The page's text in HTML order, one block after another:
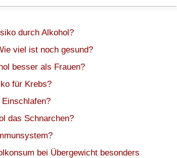
durch Alkohol?
viel ist noch gesund?
besser als Frauen?
für Krebs?
das Schnarchen?
bei Übergewicht besonders